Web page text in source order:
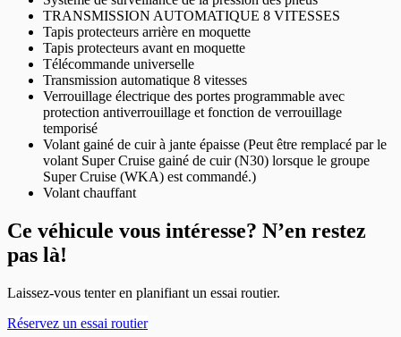
TRANSMISSION AUTOMATIQUE 8 VITESSES
Tapis protecteurs arrière en moquette
Tapis protecteurs avant en moquette
Télécommande universelle
Transmission automatique 8 vitesses
Verrouillage électrique des portes programmable avec
protection antiverrouillage et fonction de verrouillage
temporisé
Volant gainé de cuir à jante épaisse (Peut être remplacé par le
volant Super Cruise gainé de cuir (N30) lorsque le groupe
Super Cruise (WKA) est commandé.)
Volant chauffant
Ce véhicule vous intéresse? N’en restez
pas là!
Laissez-vous tenter en planifiant un essai routier.
Réservez un essai routier